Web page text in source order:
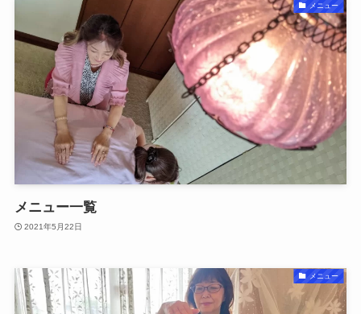
メニュー
メニュー一覧
2021年5月22日
メニュー